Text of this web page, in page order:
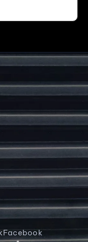
Facebook